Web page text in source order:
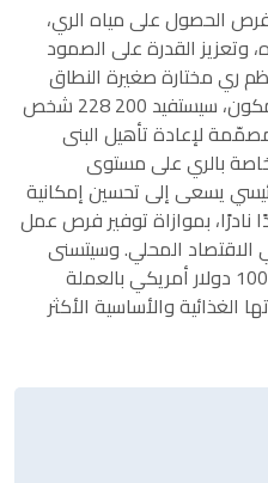
الحصول على مياه الري،
وتعزيز القدرة على الصمود
ري مختارة صغيرة النطاق
وإعادة تأهيلها. وفي إطار هذا المكون، سيستفيد 200 228 شخص
لإعادة تأهيل البنى
بالري على مستوى
يسعى إلى تحسين إمكانية
نادرًا، بموازاة توفير فرص عمل
المحلي. وسيتسنى
لكل أسرة الحصول على ما يعادل 100 دولار أمريكي بالعملة
الغذائية والأساسية الأكثر